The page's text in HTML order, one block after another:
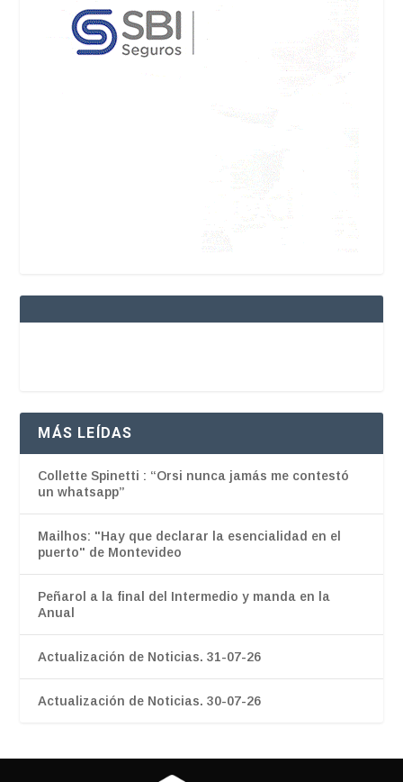
MÁS LEÍDAS
Collette Spinetti : “Orsi nunca jamás me contestó
un whatsapp”
Mailhos: "Hay que declarar la esencialidad en el
puerto" de Montevideo
Peñarol a la final del Intermedio y manda en la
Anual
Actualización de Noticias. 31-07-26
Actualización de Noticias. 30-07-26